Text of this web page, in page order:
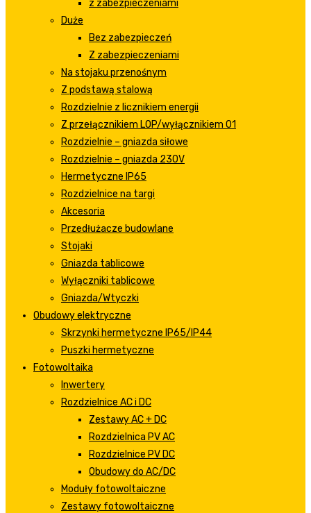
z zabezpieczeniami
Duże
Bez zabezpieczeń
Z zabezpieczeniami
Na stojaku przenośnym
Z podstawą stalową
Rozdzielnie z licznikiem energii
Z przełącznikiem LOP/wyłącznikiem 01
Rozdzielnie – gniazda siłowe
Rozdzielnie – gniazda 230V
Hermetyczne IP65
Rozdzielnice na targi
Akcesoria
Przedłużacze budowlane
Stojaki
Gniazda tablicowe
Wyłączniki tablicowe
Gniazda/Wtyczki
Obudowy elektryczne
Skrzynki hermetyczne IP65/IP44
Puszki hermetyczne
Fotowoltaika
Inwertery
Rozdzielnice AC i DC
Zestawy AC + DC
Rozdzielnica PV AC
Rozdzielnice PV DC
Obudowy do AC/DC
Moduły fotowoltaiczne
Zestawy fotowoltaiczne